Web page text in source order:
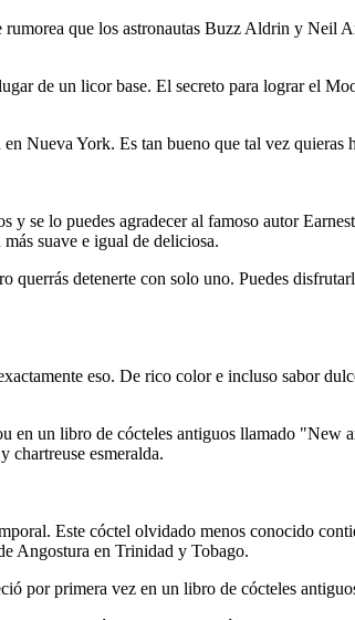
que los astronautas Buzz Aldrin y Neil
de un licor base. El secreto para lograr el
Nueva York. Es tan bueno que tal vez quieras
y se lo puedes agradecer al famoso autor
suave e igual de deliciosa.
detenerte con solo uno. Puedes
eso. De rico color e incluso sabor
en un libro de cócteles antiguos llamado
chartreuse esmeralda.
Este cóctel olvidado menos conocido
Angostura en Trinidad y Tobago.
por primera vez en un libro de cócteles